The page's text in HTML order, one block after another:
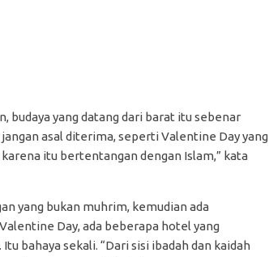
budaya yang datang dari barat itu sebenar
asal diterima, seperti Valentine Day yang
itu bertentangan dengan Islam,” kata
yang bukan muhrim, kemudian ada
Day, ada beberapa hotel yang
bahaya sekali. “Dari sisi ibadah dan kaidah